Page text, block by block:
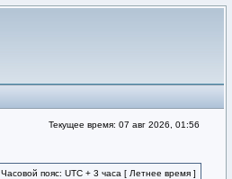
Текущее время: 07 авг 2026, 01:56
Часовой пояс: UTC + 3 часа [ Летнее время ]